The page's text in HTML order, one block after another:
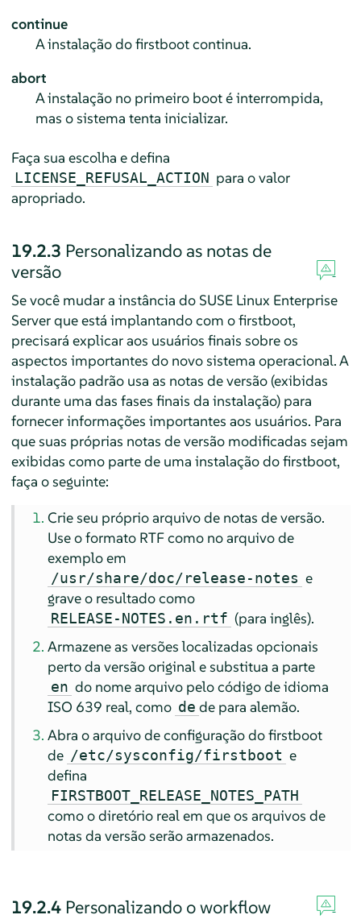
continue
A instalação do firstboot continua.
abort
A instalação no primeiro boot é interrompida,
mas o sistema tenta inicializar.
Faça sua escolha e defina
LICENSE_REFUSAL_ACTION para o valor
apropriado.
19.2.3 Personalizando as notas de
versão
Se você mudar a instância do SUSE Linux Enterprise
Serverque está implantando com o firstboot,
precisará explicar aos usuários finais sobre os
aspectos importantes do novo sistema operacional. A
instalação padrão usa as notas de versão (exibidas
durante uma das fases finais da instalação) para
fornecer informações importantes aos usuários. Para
que suas próprias notas de versão modificadas sejam
exibidas como parte de uma instalação do firstboot,
faça o seguinte:
Crie seu próprio arquivo de notas de versão.
Use o formato RTF como no arquivo de
exemplo em
/usr/share/doc/release-notes e
grave o resultado como
RELEASE-NOTES.en.rtf (para inglês).
Armazene as versões localizadas opcionais
perto da versão original e substitua a parte
en do nome arquivo pelo código de idioma
ISO 639 real, como de de para alemão.
Abra o arquivo de configuração do firstboot
de /etc/sysconfig/firstboot e
defina
FIRSTBOOT_RELEASE_NOTES_PATH
como o diretório real em que os arquivos de
notas da versão serão armazenados.
19.2.4 Personalizando o workflow